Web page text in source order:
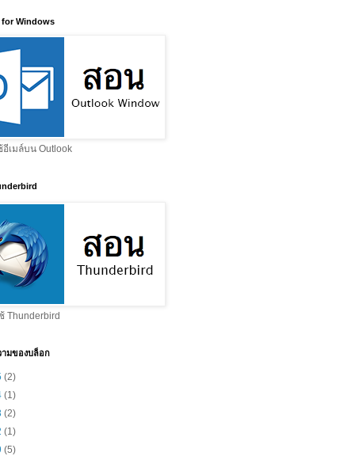
Windows
อีเมล์บน Outlook
Thunderbird
ามของบล็อก
(2)
(1)
(2)
(1)
(5)